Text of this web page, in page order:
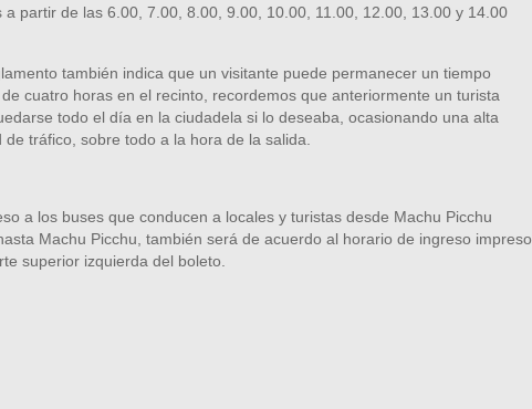
a partir de las 6.00, 7.00, 8.00, 9.00, 10.00, 11.00, 12.00, 13.00 y 14.00
también indica que un visitante puede permanecer un tiempo
cuatro horas en el recinto, recordemos que anteriormente un turista
todo el día en la ciudadela si lo deseaba, ocasionando una alta
de tráfico, sobre todo a la hora de la salida.
a los buses que conducen a locales y turistas desde Machu Picchu
Machu Picchu, también será de acuerdo al horario de ingreso impreso
superior izquierda del boleto.